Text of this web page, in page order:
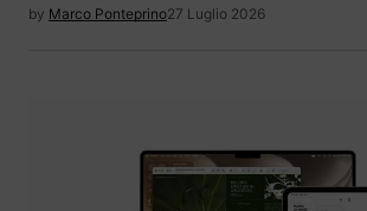
by Marco Ponteprino27 Luglio 2026